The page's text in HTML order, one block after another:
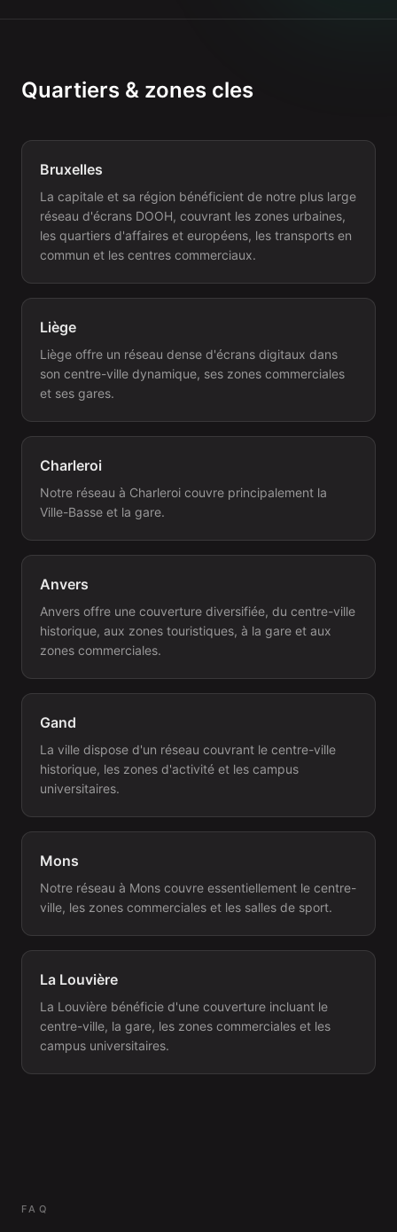
Quartiers & zones cles
Bruxelles
La capitale et sa région bénéficient de notre plus large
réseau d'écrans DOOH, couvrant les zones urbaines,
les quartiers d'affaires et européens, les transports en
commun et les centres commerciaux.
Liège
Liège offre un réseau dense d'écrans digitaux dans
son centre-ville dynamique, ses zones commerciales
et ses gares.
Charleroi
Notre réseau à Charleroi couvre principalement la
Ville-Basse et la gare.
Anvers
Anvers offre une couverture diversifiée, du centre-ville
historique, aux zones touristiques, à la gare et aux
zones commerciales.
Gand
La ville dispose d'un réseau couvrant le centre-ville
historique, les zones d'activité et les campus
universitaires.
Mons
Notre réseau à Mons couvre essentiellement le centre-
ville, les zones commerciales et les salles de sport.
La Louvière
La Louvière bénéficie d'une couverture incluant le
centre-ville, la gare, les zones commerciales et les
campus universitaires.
FAQ